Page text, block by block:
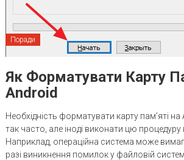
Поради
Як Форматувати Карту
Android
Необхідність форматувати карту пам’яті
так часто, але іноді виконати цю процедуру
Наприклад, операційна система може
разі виникнення помилок у файловій